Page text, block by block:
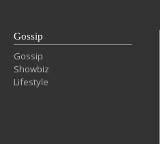
Gossip
Gossip
Showbiz
Lifestyle